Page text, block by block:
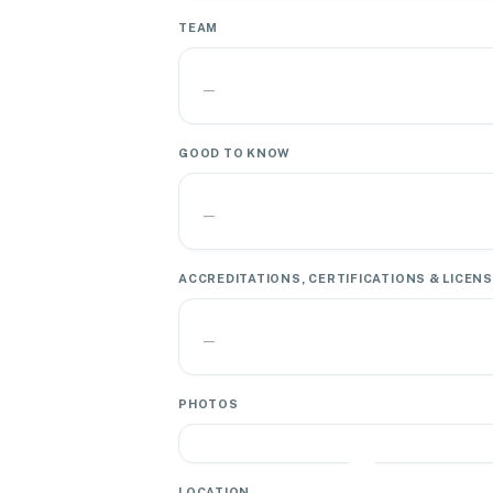
TEAM
—
GOOD TO KNOW
—
ACCREDITATIONS, CERTIFICATIONS &
—
PHOTOS